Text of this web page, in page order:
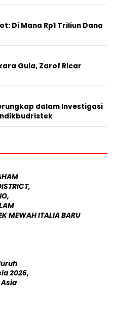
Di Mana Rp1 Triliun Dana
Gula, Zarof Ricar
dalam Investigasi
MEWAH ITALIA BARU
2026,